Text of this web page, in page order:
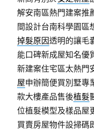
解安南區熱門建案推
間設計台南科學園區
掉髮原因透明的讓毛
能口碑新成屋知名優
新建案住宅區太熱門
屋申辦簡便買別墅專
款大樓產品售後植髮
位植髮模型及樣品屋
買賣房屋物件設掃碼